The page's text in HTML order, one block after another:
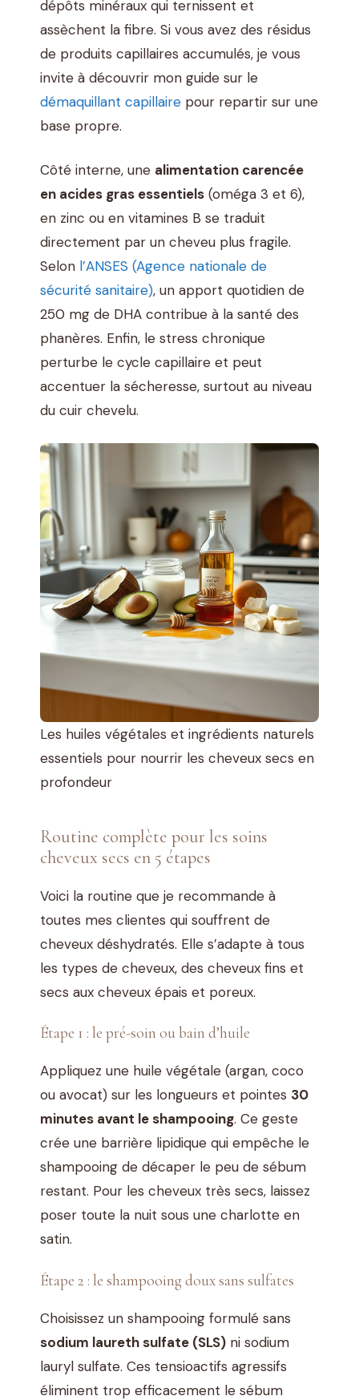
dépôts minéraux qui ternissent et
assèchent la fibre. Si vous avez des résidus
de produits capillaires accumulés, je vous
invite à découvrir mon guide sur le
démaquillant capillaire pour repartir sur une
base propre.
Côté interne, une alimentation carencée
en acides gras essentiels (oméga 3 et 6),
en zinc ou en vitamines B se traduit
directement par un cheveu plus fragile.
Selon l’ANSES (Agence nationale de
sécurité sanitaire), un apport quotidien de
250 mg de DHA contribue à la santé des
phanères. Enfin, le stress chronique
perturbe le cycle capillaire et peut
accentuer la sécheresse, surtout au niveau
du cuir chevelu.
Les huiles végétales et ingrédients naturels
essentiels pour nourrir les cheveux secs en
profondeur
Routine complète pour les soins
cheveux secs en 5 étapes
Voici la routine que je recommande à
toutes mes clientes qui souffrent de
cheveux déshydratés. Elle s’adapte à tous
les types de cheveux, des cheveux fins et
secs aux cheveux épais et poreux.
Étape 1 : le pré-soin ou bain d’huile
Appliquez une huile végétale (argan, coco
ou avocat) sur les longueurs et pointes 30
minutes avant le shampooing. Ce geste
crée une barrière lipidique qui empêche le
shampooing de décaper le peu de sébum
restant. Pour les cheveux très secs, laissez
poser toute la nuit sous une charlotte en
satin.
Étape 2 : le shampooing doux sans sulfates
Choisissez un shampooing formulé sans
sodium laureth sulfate (SLS) ni sodium
lauryl sulfate. Ces tensioactifs agressifs
éliminent trop efficacement le sébum